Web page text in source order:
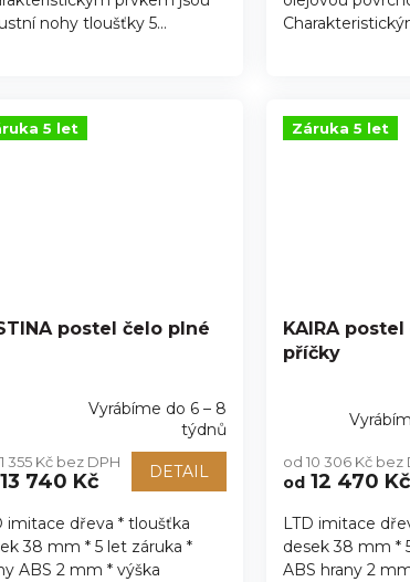
nohy tloušťky 5...
5 let
postel čelo plné
Vyrábíme do 6 – 8
týdnů
355 Kč bez DPH
13 740 Kč DETAIL
imitace dřeva * tloušťka
38 mm * 5 let záruka *
ABS 2 mm * výška
Záruka 5 let
KAIRA
příčky
od 10 306 Kč bez
od12 470 Kč
LTD imitace
desek 38 mm *
ABS hrany 2